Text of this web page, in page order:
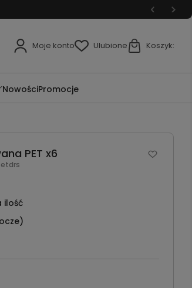
Moje konto Ulubione Koszyk:
NowościPromocje
PET x6
ilość